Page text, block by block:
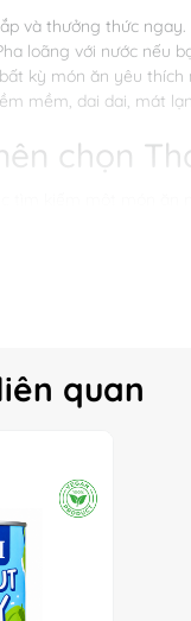
và thưởng thức ngay.
loãng với nước nếu
kỳ món ăn yêu
mềm, dai dai, mát
chọn
cần chế biến cầu
dụng
ăn vặt.
cho các món trà sữa,
miệng.
quản
giữ được hương vị tươi
quan